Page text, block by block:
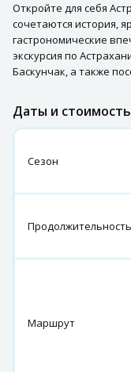
Откройте для себя
сочетаются история,
гастрономические
экскурсия по
Баскунчак, а также
Даты и стоимость
Сезон
Продолжительность
Маршрут